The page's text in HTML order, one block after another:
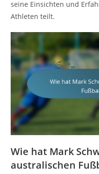
seine Einsichten und
Athleten teilt.
Wie hat Mark
australischen